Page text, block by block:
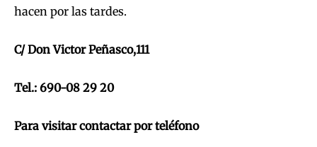
hacen por las tardes.
C/ Don Victor Peñasco,111
Tel.: 690-08 29 20
Para visitar contactar por teléfono